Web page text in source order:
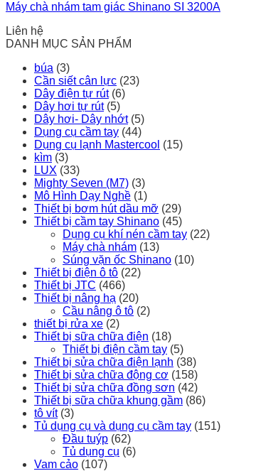
Máy chà nhám tam giác Shinano SI 3200A
Liên hệ
DANH MỤC SẢN PHẨM
búa (3)
Cần siết cân lực (23)
Dây điện tự rút (6)
Dây hơi tự rút (5)
Dây hơi- Dây nhớt (5)
Dụng cụ cầm tay (44)
Dụng cụ lạnh Mastercool (15)
kìm (3)
LUX (33)
Mighty Seven (M7) (3)
Mô Hình Dạy Nghề (1)
Thiết bị bơm hút dầu mỡ (29)
Thiết bị cầm tay Shinano (45)
Dụng cụ khí nén cầm tay (22)
Máy chà nhám (13)
Súng vặn ốc Shinano (10)
Thiết bị điện ô tô (22)
Thiết bị JTC (466)
Thiết bị nâng hạ (20)
Cầu nâng ô tô (2)
thiết bị rửa xe (2)
Thiết bị sữa chữa điện (18)
Thiết bị điện cầm tay (5)
Thiết bị sửa chữa điện lạnh (38)
Thiết bị sửa chữa động cơ (158)
Thiết bị sửa chữa đồng sơn (42)
Thiết bị sữa chữa khung gầm (86)
tô vít (3)
Tủ dụng cụ và dụng cụ cầm tay (151)
Đầu tuýp (62)
Tủ dụng cụ (6)
Vam cảo (107)